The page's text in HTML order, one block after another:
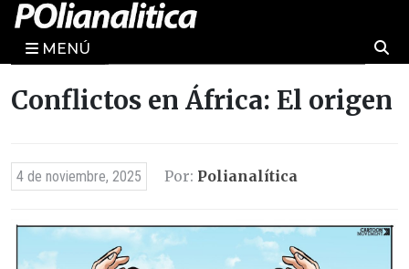
MENÚ
Conflictos en África: El origen
4 de noviembre, 2025 Por: Polianalítica